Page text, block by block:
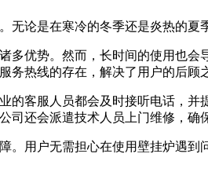
论是在寒冷的冬季还是炎热的夏
优势。然而，长时间的使用也
务热线的存在，解决了用户的后顾
的客服人员都会及时接听电话，
还会派遣技术人员上门维修，确
。用户无需担心在使用壁挂炉遇